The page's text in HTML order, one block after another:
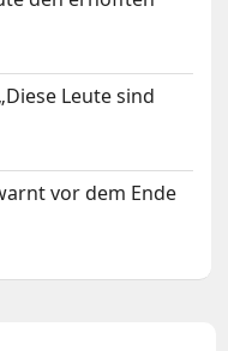
Leute sind
vor dem Ende